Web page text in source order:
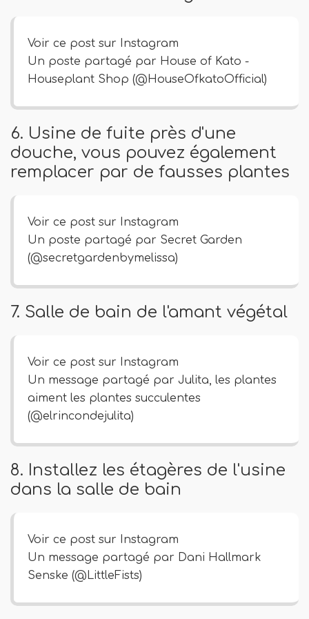
Voir ce post sur Instagram
Un poste partagé par House of Kato -
Houseplant Shop (@HouseOfkatoOfficial)
6. Usine de fuite près d'une
douche, vous pouvez également
remplacer par de fausses plantes
Voir ce post sur Instagram
Un poste partagé par Secret Garden
(@secretgardenbymelissa)
7. Salle de bain de l'amant végétal
Voir ce post sur Instagram
Un message partagé par Julita, les plantes
aiment les plantes succulentes
(@elrincondejulita)
8. Installez les étagères de l'usine
dans la salle de bain
Voir ce post sur Instagram
Un message partagé par Dani Hallmark
Senske (@LittleFists)